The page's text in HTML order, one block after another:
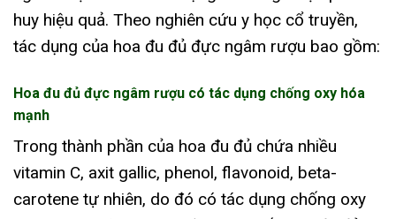
huy hiệu quả. Theo nghiên cứu y học cổ truyền,
tác dụng của hoa đu đủ đực ngâm rượu bao gồm:
Hoa đu đủ đực ngâm rượu có tác dụng chống oxy hóa
mạnh
Trong thành phần của hoa đu đủ chứa nhiều
vitamin C, axit gallic, phenol, flavonoid, beta-
carotene tự nhiên, do đó có tác dụng chống oxy